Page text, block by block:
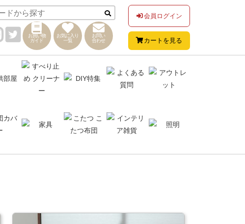
お買い物
ガイド
お気に入り
一覧
お問い
合わせ
会員ログイン
カートを見る